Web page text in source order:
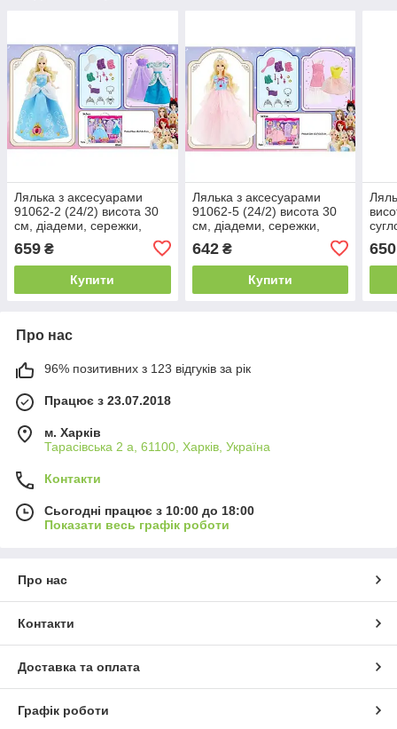
Лялька з аксесуарами
91062-2 (24/2) висота 30
см, діадеми, сережки,
гребінець, сукні, туфлі, в
коробці
659 ₴
Купити
Лялька з аксесуарами
91062-5 (24/2) висота 30
см, діадеми, сережки,
гребінець, сукні, туфлі, в
коробці
642₴
Купити
650
Про нас
96% позитивних з 123 відгуків за рік
Працює з 23.07.2018
м. Харків
Тарасівська 2 а, 61100, Харків, Україна
Контакти
Сьогодні працює з 10:00 до 18:00
Показати весь графік роботи
Про нас
Контакти
Доставка та оплата
Графік роботи